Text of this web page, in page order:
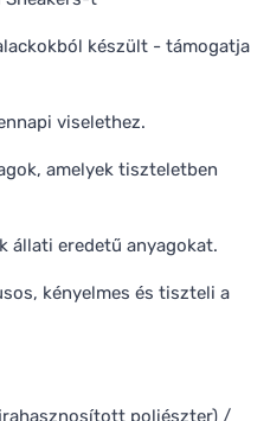
készült - támogatja
viselethez.
amelyek tiszteletben
állati eredetű anyagokat.
kényelmes és tiszteli a
poliészter) /